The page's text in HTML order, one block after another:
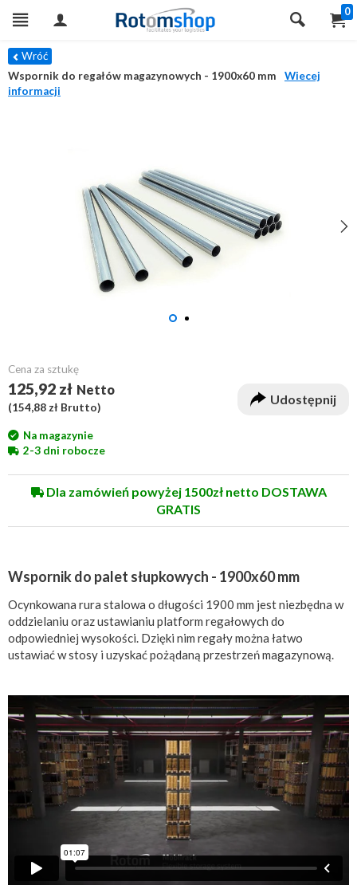
0
Wróć
Wspornik do regałów magazynowych - 1900x60 mm
Wiecej
informacji
Cena za sztukę
125,92 zł Netto
(154,88 zł Brutto)
Udostępnij
Na magazynie
2-3 dni robocze
Dla zamówień powyżej 1500zł netto DOSTAWA
GRATIS
Wspornik do palet słupkowych - 1900x60 mm
Ocynkowana rura stalowa o długości 1900 mm jest niezbędna w
oddzielaniu oraz ustawianiu platform regałowych do
odpowiedniej wysokości. Dzięki nim regały można łatwo
ustawiać w stosy i uzyskać pożądaną przestrzeń magazynową.